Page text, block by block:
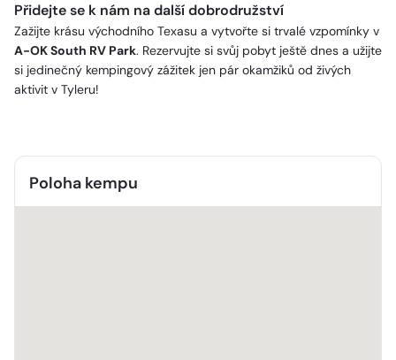
Přidejte se k nám na další dobrodružství
Zažijte krásu východního Texasu a vytvořte si trvalé vzpomínky v
A-OK South RV Park. Rezervujte si svůj pobyt ještě dnes a užijte
si jedinečný kempingový zážitek jen pár okamžiků od živých
aktivit v Tyleru!
Poloha kempu